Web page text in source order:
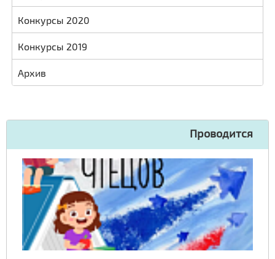
Конкурсы 2020
Конкурсы 2019
Архив
Проводится